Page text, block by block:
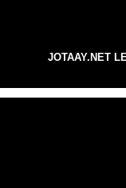
JOTAAY.NET